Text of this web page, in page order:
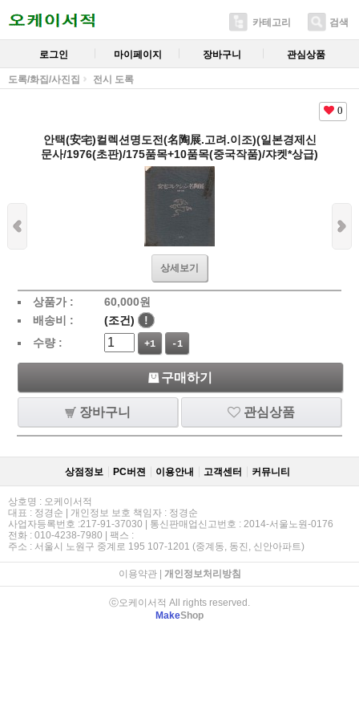
카테고리 검색
로그인 마이페이지 장바구니 관심상품
도록/화집/사진집 전시 도록
0
안택(安宅)컬렉션명도전(名陶展.고려.이조)(일본경제신
문사/1976(초판)/175품목+10품목(중국작품)/쟈켓*상급)
상세보기
상품가 : 60,000원
배송비 :
(조건)
!
수량 :
+1 -1
구매하기
장바구니 관심상품
상점정보 PC버젼 이용안내 고객센터 커뮤니티
상호명 : 오케이서적
대표 : 정경순 | 개인정보 보호 책임자 : 정경순
사업자등록번호 :217-91-37030 | 통신판매업신고번호 : 2014-서울노원-0176
전화 : 010-4238-7980 | 팩스 :
주소 : 서울시 노원구 중계로 195 107-1201 (중계동, 동진, 신안아파트)
이용약관| 개인정보처리방침
ⓒ오케이서적 All rights reserved.
MakeShop